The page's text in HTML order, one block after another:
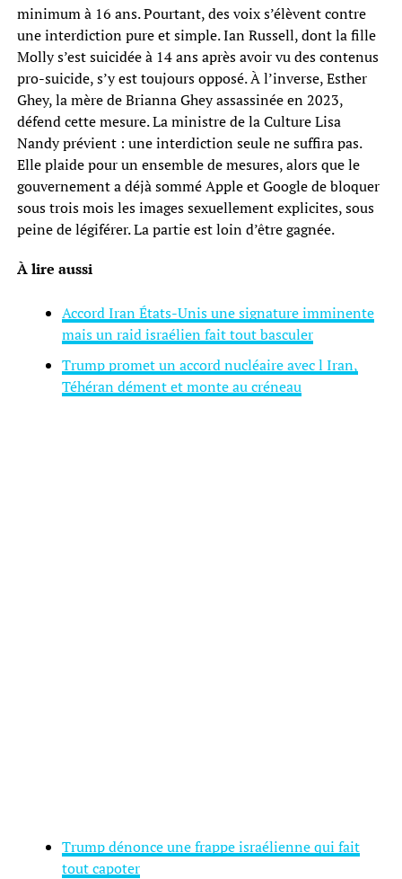
minimum à 16 ans. Pourtant, des voix s’élèvent contre
une interdiction pure et simple. Ian Russell, dont la fille
Molly s’est suicidée à 14 ans après avoir vu des contenus
pro-suicide, s’y est toujours opposé. À l’inverse, Esther
Ghey, la mère de Brianna Ghey assassinée en 2023,
défend cette mesure. La ministre de la Culture Lisa
Nandy prévient : une interdiction seule ne suffira pas.
Elle plaide pour un ensemble de mesures, alors que le
gouvernement a déjà sommé Apple et Google de bloquer
sous trois mois les images sexuellement explicites, sous
peine de légiférer. La partie est loin d’être gagnée.
À lire aussi
Accord Iran États-Unis une signature imminente
mais un raid israélien fait tout basculer
Trump promet un accord nucléaire avec l Iran,
Téhéran dément et monte au créneau
Trump dénonce une frappe israélienne qui fait
tout capoter